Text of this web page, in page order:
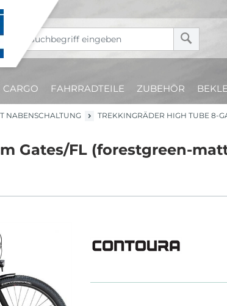
CARGO FAHRRADTEILE ZUBEHÖR
NABENSCHALTUNG TREKKINGRÄDER HIGH TUBE 8-
Gates/FL (forestgreen-